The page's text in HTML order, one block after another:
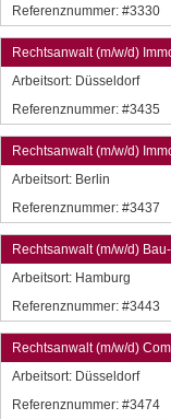
Referenznummer: #3330
Rechtsanwalt (m/w/d)
Arbeitsort: Düsseldorf
Referenznummer: #3435
Rechtsanwalt (m/w/d)
Arbeitsort: Berlin
Referenznummer: #3437
Rechtsanwalt (m/w/d)
Arbeitsort: Hamburg
Referenznummer: #3443
Rechtsanwalt (m/w/d)
Arbeitsort: Düsseldorf
Referenznummer: #3474